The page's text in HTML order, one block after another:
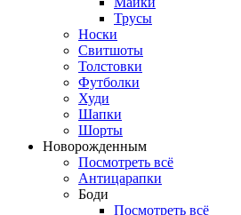
Трусы
Носки
Свитшоты
Толстовки
Футболки
Худи
Шапки
Шорты
Новорожденным
Посмотреть всё
Антицарапки
Боди
Посмотреть всё